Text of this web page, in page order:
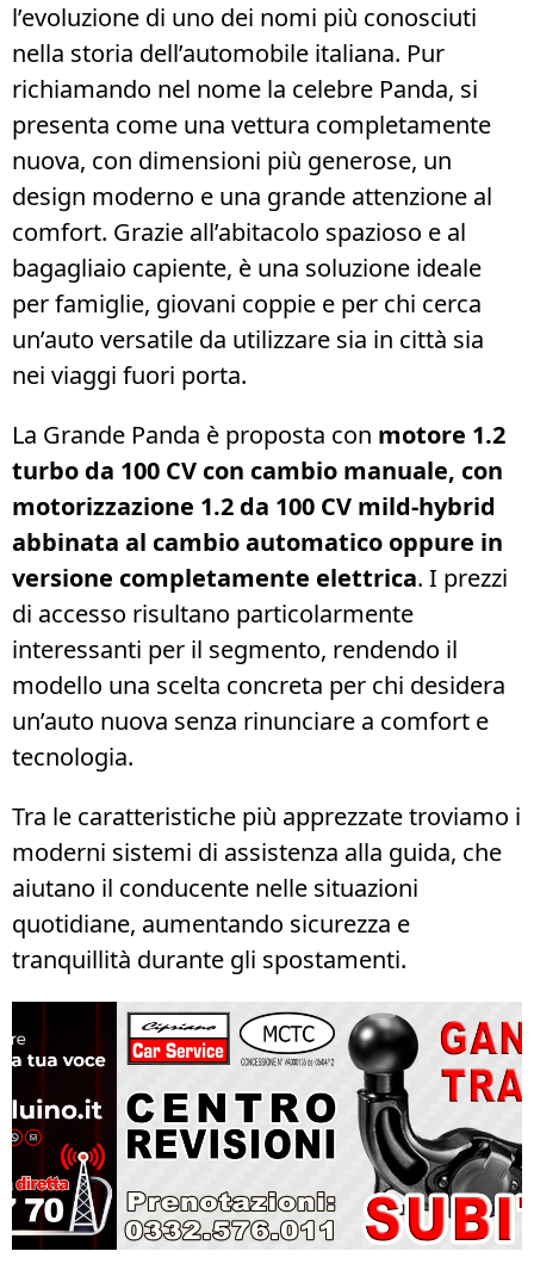
l’evoluzione di uno dei nomi più conosciuti
nella storia dell’automobile italiana. Pur
richiamando nel nome la celebre Panda, si
presenta come una vettura completamente
nuova, con dimensioni più generose, un
design moderno e una grande attenzione al
comfort. Grazie all’abitacolo spazioso e al
bagagliaio capiente, è una soluzione ideale
per famiglie, giovani coppie e per chi cerca
un’auto versatile da utilizzare sia in città sia
nei viaggi fuori porta.
La Grande Panda è proposta con motore 1.2
turbo da 100 CV con cambio manuale, con
motorizzazione 1.2 da 100 CV mild-hybrid
abbinata al cambio automatico oppure in
versione completamente elettrica. I prezzi
di accesso risultano particolarmente
interessanti per il segmento, rendendo il
modello una scelta concreta per chi desidera
un’auto nuova senza rinunciare a comfort e
tecnologia.
Tra le caratteristiche più apprezzate troviamo i
moderni sistemi di assistenza alla guida, che
aiutano il conducente nelle situazioni
quotidiane, aumentando sicurezza e
tranquillità durante gli spostamenti.